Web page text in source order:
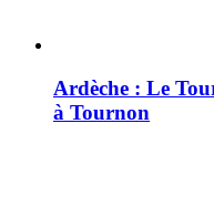
Ardèche : Le
à Tournon